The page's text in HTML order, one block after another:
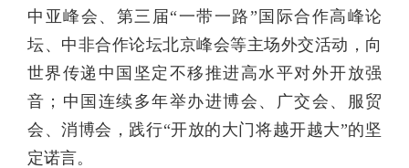
中亚峰会、第三届“一带一路”国际合作高峰论
坛、中非合作论坛北京峰会等主场外交活动，向
世界传递中国坚定不移推进高水平对外开放强
音；中国连续多年举办进博会、广交会、服贸
会、消博会，践行“开放的大门将越开越大”的坚
定诺言。